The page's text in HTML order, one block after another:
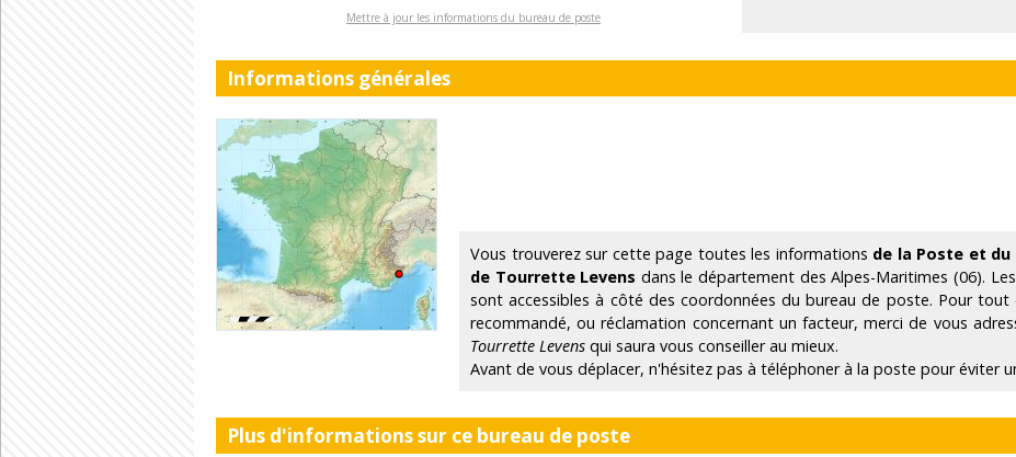
Mettre à jour les informations du bureau de poste
Informations générales
Vous trouverez sur cette page toutes les informations de la Poste et du
de Tourrette Levens dans le département des Alpes-Maritimes (06). Les
sont accessibles à côté des coordonnées du bureau de poste. Pour
recommandé, ou réclamation concernant un facteur, merci de vous
Tourrette Levens qui saura vous conseiller au mieux.
Avant de vous déplacer, n'hésitez pas à téléphoner à la poste pour éviter
Plus d'informations sur ce bureau de poste